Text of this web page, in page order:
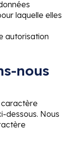
laquelle elles
autorisation
nous
dessous. Nous